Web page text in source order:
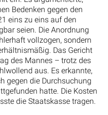
Bedenken gegen den
eins zu eins auf den
seien. Die Anordnung
vollzogen, sondern
Das Gericht
des Mannes – trotz des
aus. Es erkannte,
gegen die Durchsuchung
hatte. Die Kosten
die Staatskasse tragen.